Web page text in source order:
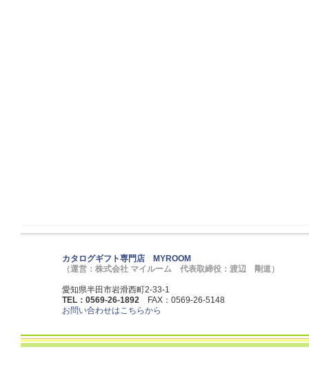
カタログギフト専門店 MYROOM
（運営：株式会社 マイルーム 代表取締役：渡辺 剛道）
愛知県半田市岩滑西町2-33-1
TEL：0569-26-1892 FAX：0569-26-5148
お問い合わせはこちらから